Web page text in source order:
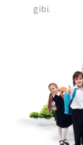
gibi.